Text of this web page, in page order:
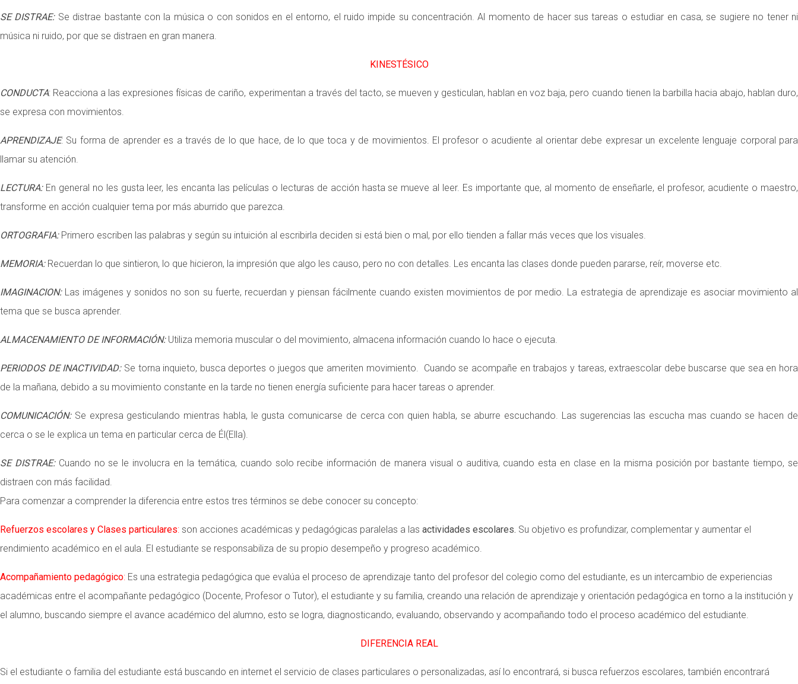
SE DISTRAE:Se distrae bastante con la música o con sonidos en el entorno, el ruido impide su concentración. Al momento de hacer sus tareas o estudiar en casa, se sugiere no tener ni
música ni ruido, por que se distraen en gran manera.
KINESTÉSICO
CONDUCTA: Reacciona a las expresiones físicas de cariño, experimentan a través del tacto, se mueven y gesticulan, hablan en voz baja, pero cuando tienen la barbilla hacia abajo, hablan duro,
se expresa con movimientos.
APRENDIZAJE: Su forma de aprender es a través de lo que hace, de lo que toca y de movimientos. El profesor o acudiente al orientar debe expresar un excelente lenguaje corporal para
llamar su atención.
LECTURA:En general no les gusta leer, les encanta las películas o lecturas de acción hasta se mueve al leer. Es importante que, al momento de enseñarle, el profesor, acudiente o maestro,
transforme en acción cualquier tema por más aburrido que parezca.
ORTOGRAFIA:Primero escriben las palabras y según su intuición al escribirla deciden si está bien o mal, por ello tienden a fallar más veces que los visuales.
MEMORIA:Recuerdan lo que sintieron, lo que hicieron, la impresión que algo les causo, pero no con detalles. Les encanta las clases donde pueden pararse, reír, moverse etc.
IMAGINACION:Las imágenes y sonidos no son su fuerte, recuerdan y piensan fácilmente cuando existen movimientos de por medio. La estrategia de aprendizaje es asociar movimiento al
tema que se busca aprender.
ALMACENAMIENTO DE INFORMACIÓN:Utiliza memoria muscular o del movimiento, almacena información cuando lo hace o ejecuta.
PERIODOS DE INACTIVIDAD:Se torna inquieto, busca deportes o juegos que ameriten movimiento. Cuando se acompañe en trabajos y tareas, extraescolar debe buscarse que sea en hora
de la mañana, debido a su movimiento constante en la tarde no tienen energía suficiente para hacer tareas o aprender.
COMUNICACIÓN:Se expresa gesticulando mientras habla, le gusta comunicarse de cerca con quien habla, se aburre escuchando. Las sugerencias las escucha mas cuando se hacen de
cerca o se le explica un tema en particular cerca de Él(Ella).
SE DISTRAE:Cuando no se le involucra en la temática, cuando solo recibe información de manera visual o auditiva, cuando esta en clase en la misma posición por bastante tiempo, se
distraen con más facilidad.
Para comenzar a comprender la diferencia entre estos tres términos se debe conocer su concepto:
Refuerzos escolares y Clases particulares: son acciones académicas y pedagógicas paralelas a las actividades escolares. Su objetivo es profundizar, complementar y aumentar el
rendimiento académico en el aula. El estudiante se responsabiliza de su propio desempeño y progreso académico.
Acompañamiento pedagógico: Es una estrategia pedagógica que evalúa el proceso de aprendizaje tanto del profesor del colegio como del estudiante, es un intercambio de experiencias
académicas entre el acompañante pedagógico (Docente, Profesor o Tutor), el estudiante y su familia, creando una relación de aprendizaje y orientación pedagógica en torno a la institución y
el alumno, buscando siempre el avance académico del alumno, esto se logra, diagnosticando, evaluando, observando y acompañando todo el proceso académico del estudiante.
DIFERENCIA REAL
Si el estudiante o familia del estudiante está buscando en internet el servicio de clases particulares o personalizadas, así lo encontrará, si busca refuerzos escolares, también encontrará